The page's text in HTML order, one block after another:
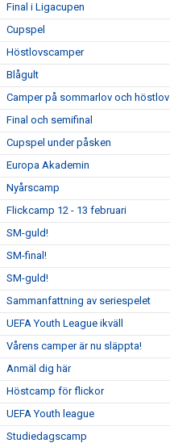
Final i Ligacupen
Cupspel
Höstlovscamper
Blågult
Camper på sommarlov och höstlov
Final och semifinal
Cupspel under påsken
Europa Akademin
Nyårscamp
Flickcamp 12 - 13 februari
SM-guld!
SM-final!
SM-guld!
Sammanfattning av seriespelet
UEFA Youth League ikväll
Vårens camper är nu släppta!
Anmäl dig här
Höstcamp för flickor
UEFA Youth league
Studiedagscamp